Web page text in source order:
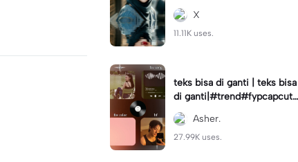
iimages #IniBaruAi #fyp
X
11.11K uses.
teks bisa di ganti | teks bisa
di ganti|#trend#fypcapcut
#viral#foryou#4foto
Asher.
27.99K uses.